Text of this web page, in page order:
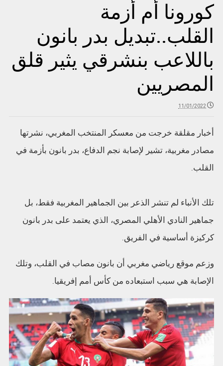
كورونا أم أزمة
القلب..تبديل بدر بانون
باللاعب بنشرقي يثير قلق
المصريين
11/01/2022
أخبار مقلقة خرجت من معسكر المنتخب المغربي، نشرتها
مصادر مغربية، تشير لإصابة نجم الدفاع، بدر بانون بأزمة في
القلب.
تلك الأنباء لم تنشر الذعر بين الجماهير المغربية فقط، بل
جماهير النادي الأهلي المصري، الذي يعتمد على بدر بانون
كركيزة أساسية في الفريق.
وزعم موقع رياضي مغربي أن بانون مصاب في القلب، وتلك
الإصابة هي سبب استبعاده من كأس أمم إفريقيا.